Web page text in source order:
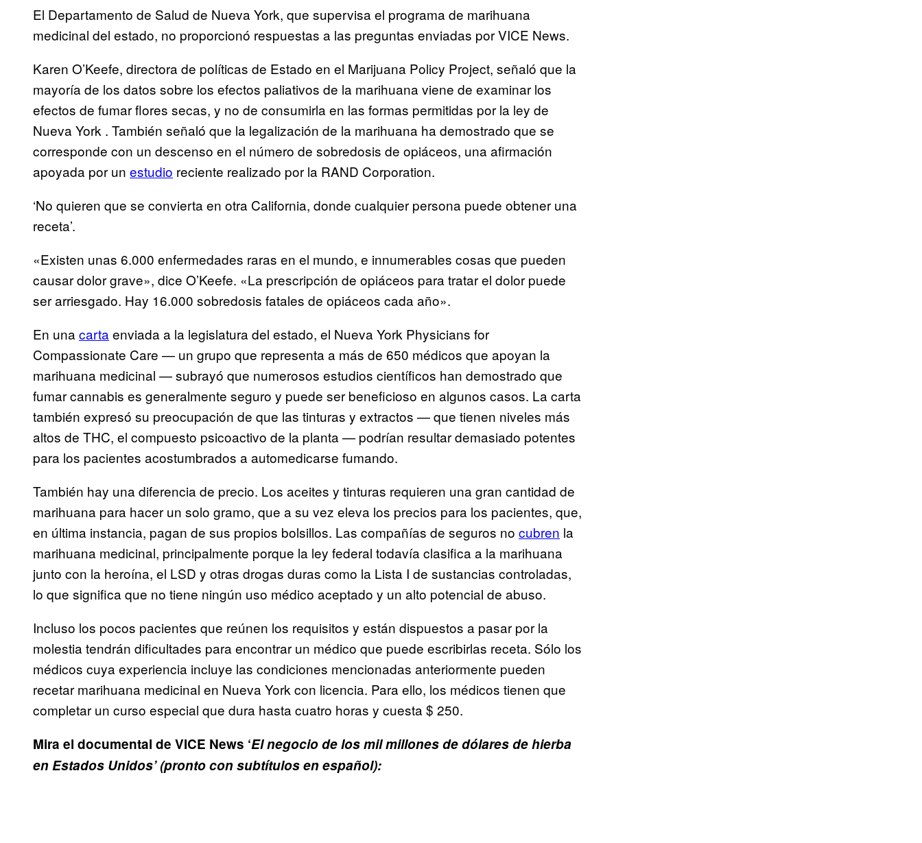
El Departamento de Salud de Nueva York, que supervisa el programa de marihuana
medicinal del estado, no proporcionó respuestas a las preguntas enviadas por VICE News.
Karen O’Keefe, directora de políticas de Estado en el Marijuana Policy Project, señaló que la
mayoría de los datos sobre los efectos paliativos de la marihuana viene de examinar los
efectos de fumar flores secas, y no de consumirla en las formas permitidas por la ley de
Nueva York . También señaló que la legalización de la marihuana ha demostrado que se
corresponde con un descenso en el número de sobredosis de opiáceos, una afirmación
apoyada por un estudio reciente realizado por la RAND Corporation.
‘No quieren que se convierta en otra California, donde cualquier persona puede obtener una
receta’.
«Existen unas 6.000 enfermedades raras en el mundo, e innumerables cosas que pueden
causar dolor grave», dice O’Keefe. «La prescripción de opiáceos para tratar el dolor puede
ser arriesgado. Hay 16.000 sobredosis fatales de opiáceos cada año».
En una carta enviada a la legislatura del estado, el Nueva York Physicians for
Compassionate Care — un grupo que representa a más de 650 médicos que apoyan la
marihuana medicinal — subrayó que numerosos estudios científicos han demostrado que
fumar cannabis es generalmente seguro y puede ser beneficioso en algunos casos. La carta
también expresó su preocupación de que las tinturas y extractos — que tienen niveles más
altos de THC, el compuesto psicoactivo de la planta — podrían resultar demasiado potentes
para los pacientes acostumbrados a automedicarse fumando.
También hay una diferencia de precio. Los aceites y tinturas requieren una gran cantidad de
marihuana para hacer un solo gramo, que a su vez eleva los precios para los pacientes, que,
en última instancia, pagan de sus propios bolsillos. Las compañías de seguros no cubren la
marihuana medicinal, principalmente porque la ley federal todavía clasifica a la marihuana
junto con la heroína, el LSD y otras drogas duras como la Lista I de sustancias controladas,
lo que significa que no tiene ningún uso médico aceptado y un alto potencial de abuso.
Incluso los pocos pacientes que reúnen los requisitos y están dispuestos a pasar por la
molestia tendrán dificultades para encontrar un médico que puede escribirlas receta. Sólo los
médicos cuya experiencia incluye las condiciones mencionadas anteriormente pueden
recetar marihuana medicinal en Nueva York con licencia. Para ello, los médicos tienen que
completar un curso especial que dura hasta cuatro horas y cuesta $ 250.
Mira el documental de VICE News ‘El negocio de los mil millones de dólares de hierba
en Estados Unidos’ (pronto con subtítulos en español):